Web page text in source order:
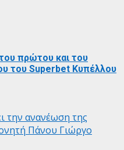
πρώτου και του
του Superbet Κυπέλλου
ανανέωση της
Πάνου Γιώργο